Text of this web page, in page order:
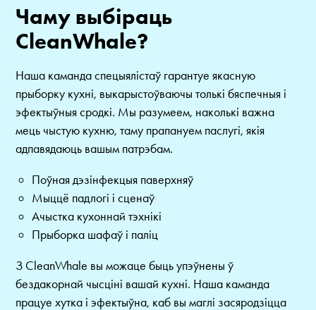
Чаму выбіраць
CleanWhale?
Наша каманда спецыялістаў гарантуе якасную
прыборку кухні, выкарыстоўваючы толькі бяспечныя і
эфектыўныя сродкі. Мы разумеем, наколькі важна
мець чыстую кухню, таму прапануем паслугі, якія
адпавядаюць вашым патрэбам.
Поўная дэзінфекцыя паверхняў
Мыццё падлогі і сценаў
Ачыстка кухоннай тэхнікі
Прыборка шафаў і паліц
З CleanWhale вы можаце быць упэўнены ў
бездакорнай чысціні вашай кухні. Наша каманда
працуе хутка і эфектыўна, каб вы маглі засяродзіцца